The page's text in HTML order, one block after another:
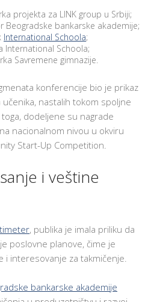
projekta za LINK group u Srbiji;
Beogradske bankarske akademije;
International Schoola;
International Schoola;
Savremene gimnazije.
konferencije bio je prikaz
nastalih tokom spoljne
dodeljene su nagrade
nacionalnom nivou u okviru
Start-Up Competition.
i veštine
, publika je imala priliku da
poslovne planove, čime je
i interesovanje za takmičenje.
bankarske akademije